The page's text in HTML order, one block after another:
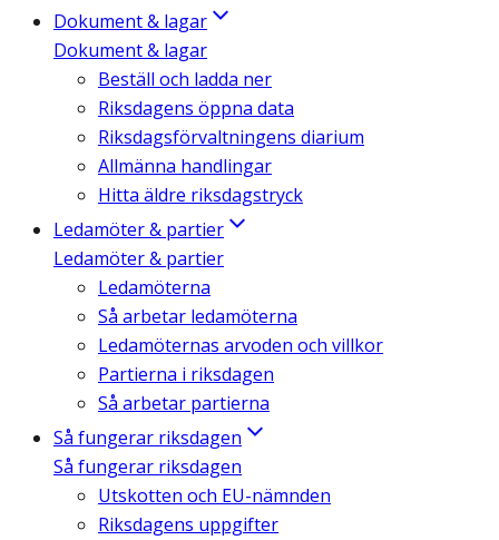
Dokument & lagar
Dokument & lagar
Beställ och ladda ner
Riksdagens öppna data
Riksdagsförvaltningens diarium
Allmänna handlingar
Hitta äldre riksdagstryck
Ledamöter & partier
Ledamöter & partier
Ledamöterna
Så arbetar ledamöterna
Ledamöternas arvoden och villkor
Partierna i riksdagen
Så arbetar partierna
Så fungerar riksdagen
Så fungerar riksdagen
Utskotten och EU-nämnden
Riksdagens uppgifter